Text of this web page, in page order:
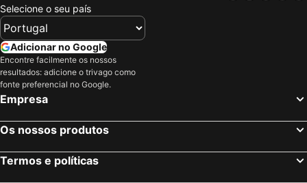
Selecione o seu país
Adicionar no Google
Encontre facilmente os nossos
resultados: adicione o trivago como
fonte preferencial no Google.
Empresa
Os nossos produtos
Termos e políticas